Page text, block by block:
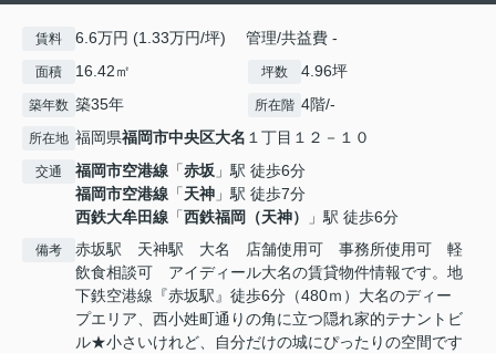
賃料 6.6万円 (1.33万円/坪) 管理/共益費 -
面積 16.42㎡ 坪数 4.96坪
築年数 築35年 所在階 4階/-
所在地 福岡県福岡市中央区大名 １丁目１２－１０
交通 福岡市空港線 「赤坂 」駅 徒歩6分
福岡市空港線 「天神 」駅 徒歩7分
西鉄大牟田線 「西鉄福岡（天神） 」駅 徒歩6分
備考
赤坂駅 天神駅 大名 店舗使用可 事務所使用可 軽
飲食相談可 アイディール大名の賃貸物件情報です。地
下鉄空港線『赤坂駅』徒歩6分（480ｍ）大名のディー
プエリア、西小姓町通りの角に立つ隠れ家的テナントビ
ル★小さいけれど、自分だけの城にぴったりの空間です